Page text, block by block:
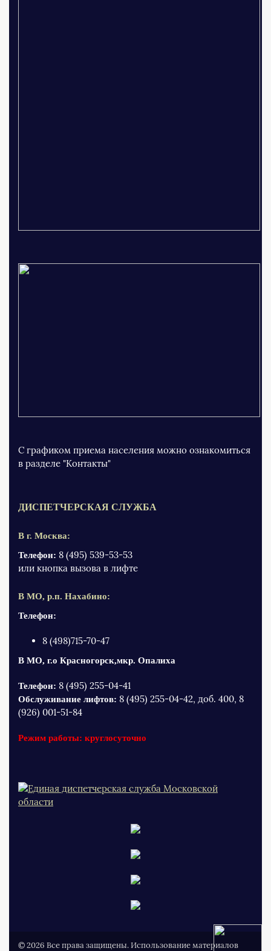
С графиком приема населения можно ознакомиться
в разделе "Контакты"
ДИСПЕТЧЕРСКАЯ СЛУЖБА
В г. Москва:
Телефон: 8 (495) 539-53-53
или кнопка вызова в лифте
В МО, р.п. Нахабино:
Телефон:
8 (498)715-70-47
В МО, г.о Красногорск,мкр. Опалиха
Телефон: 8 (495) 255-04-41
Обслуживание лифтов: 8 (495) 255-04-42, доб. 400, 8
(926) 001-51-84
Режим работы: круглосуточно
© 2026 Все права защищены. Использование материалов